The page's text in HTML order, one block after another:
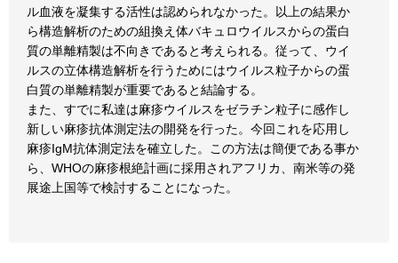
ル血液を凝集する活性は認められなかった。以上の結果か
ら構造解析のための組換え体バキュロウイルスからの蛋白
質の単離精製は不向きであると考えられる。従って、ウイ
ルスの立体構造解析を行うためにはウイルス粒子からの蛋
白質の単離精製が重要であると結論する。
また、すでに私達は麻疹ウイルスをゼラチン粒子に感作し
新しい麻疹抗体測定法の開発を行った。今回これを応用し
麻疹IgM抗体測定法を確立した。この方法は簡便である事か
ら、WHOの麻疹根絶計画に採用されアフリカ、南米等の発
展途上国等で検討することになった。